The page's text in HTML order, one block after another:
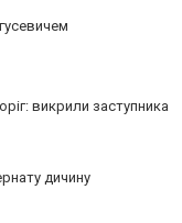
викрили заступника
дичину